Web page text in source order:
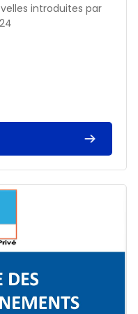
introduites par